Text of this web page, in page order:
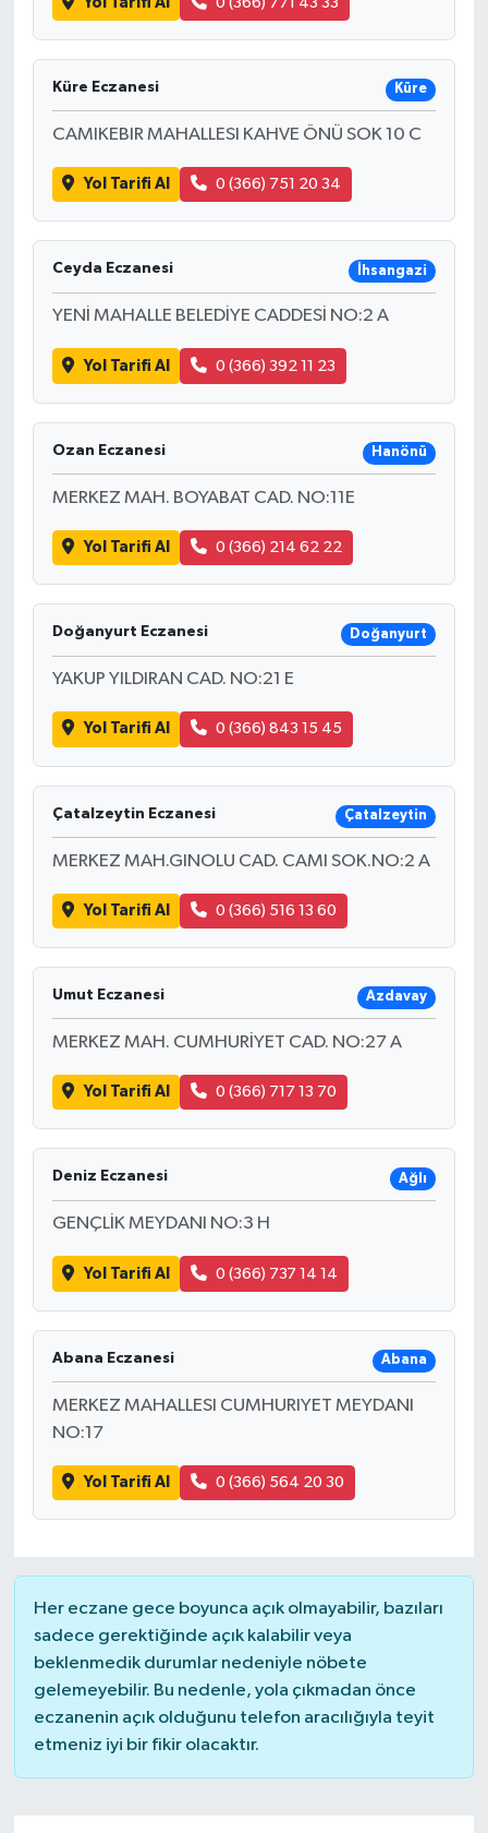
Küre Eczanesi Küre
CAMIKEBIR MAHALLESI KAHVE ÖNÜ SOK 10 C
Yol Tarifi Al 0 (366) 751 20 34
Ceyda Eczanesi İhsangazi
YENİ MAHALLE BELEDİYE CADDESİ NO:2 A
Yol Tarifi Al 0 (366) 392 11 23
Ozan Eczanesi Hanönü
MERKEZ MAH. BOYABAT CAD. NO:11E
Yol Tarifi Al 0 (366) 214 62 22
Doğanyurt Eczanesi Doğanyurt
YAKUP YILDIRAN CAD. NO:21 E
Yol Tarifi Al 0 (366) 843 15 45
Çatalzeytin Eczanesi Çatalzeytin
MERKEZ MAH.GINOLU CAD. CAMI SOK.NO:2 A
Yol Tarifi Al 0 (366) 516 13 60
Umut Eczanesi Azdavay
MERKEZ MAH. CUMHURİYET CAD. NO:27 A
Yol Tarifi Al 0 (366) 717 13 70
Deniz Eczanesi Ağlı
GENÇLİK MEYDANI NO:3 H
Yol Tarifi Al 0 (366) 737 14 14
Abana Eczanesi Abana
MERKEZ MAHALLESI CUMHURIYET MEYDANI
NO:17
Yol Tarifi Al 0 (366) 564 20 30
Her eczane gece boyunca açık olmayabilir, bazıları
sadece gerektiğinde açık kalabilir veya
beklenmedik durumlar nedeniyle nöbete
gelemeyebilir. Bu nedenle, yola çıkmadan önce
eczanenin açık olduğunu telefon aracılığıyla teyit
etmeniz iyi bir fikir olacaktır.